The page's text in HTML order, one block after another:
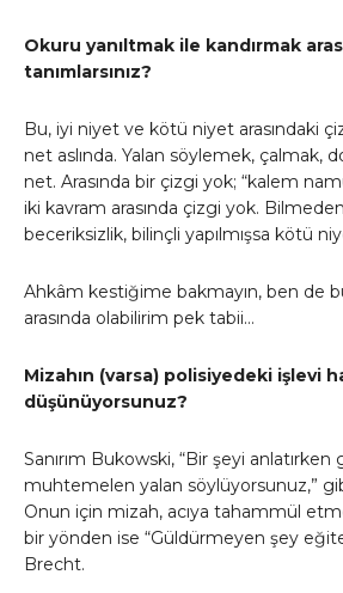
Okuru yanıltmak ile kandırmak
tanımlarsınız?
Bu, iyi niyet ve kötü niyet arasındaki
net aslında. Yalan söylemek, çalmak,
net. Arasında bir çizgi yok; “kalem
iki kavram arasında çizgi yok. Bilmeden
beceriksizlik, bilinçli yapılmışsa kötü
Ahkâm kestiğime bakmayın, ben de
arasında olabilirim pek tabii…
Mizahın (varsa) polisiyedeki işlevi
düşünüyorsunuz?
Sanırım Bukowski, “Bir şeyi
muhtemelen yalan söylüyorsunuz,”
Onun için mizah, acıya tahammül
bir yönden ise “Güldürmeyen şey
Brecht.